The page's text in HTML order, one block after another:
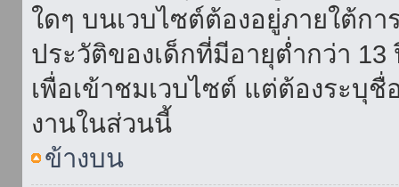
ใดๆ บนเวบไซต์ต้องอยู่ภายใต้ก
ประวัติของเด็กที่มีอายุต่ำกว่า
เพื่อเข้าชมเวบไซต์ แต่ต้องระบุ
งานในส่วนนี้
ข้างบน